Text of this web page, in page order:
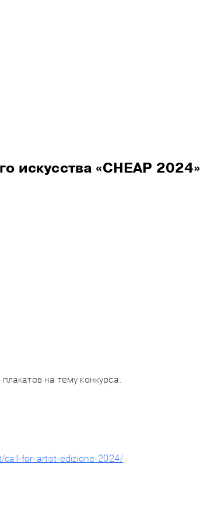
отделение
искусства «CHEAP 2024»
на тему конкурса.
call-for-artist-edizione-2024/